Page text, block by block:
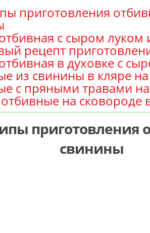
приготовления
с сыром луком
рецепт
в духовке с
из свинины в кляре
с пряными травами
на сковороде
приготовления
свинины